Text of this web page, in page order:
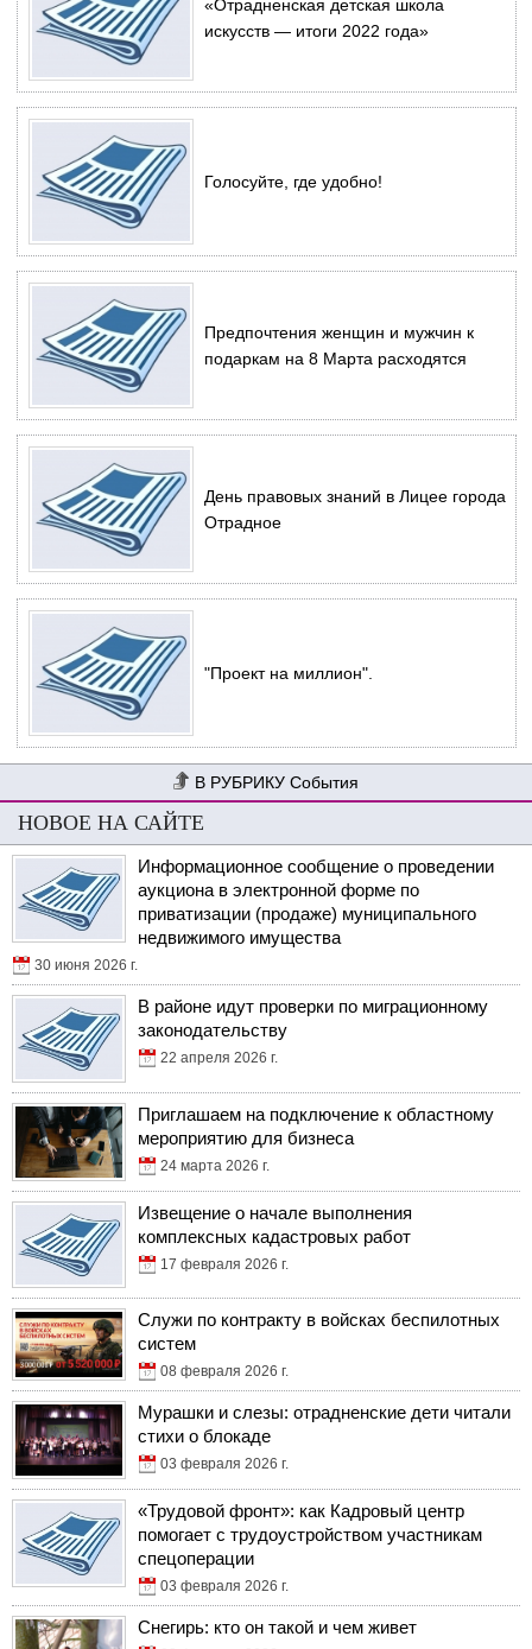
«Отрадненская детская школа
искусств — итоги 2022 года»
Голосуйте, где удобно!
Предпочтения женщин и мужчин к
подаркам на 8 Марта расходятся
День правовых знаний в Лицее города
Отрадное
"Проект на миллион".
События
НОВОЕ НА САЙТЕ
Информационное сообщение о проведении
аукциона в электронной форме по
приватизации (продаже) муниципального
недвижимого имущества
30 июня 2026 г.
В районе идут проверки по миграционному
законодательству
22 апреля 2026 г.
Приглашаем на подключение к областному
мероприятию для бизнеса
24 марта 2026 г.
Извещение о начале выполнения
комплексных кадастровых работ
17 февраля 2026 г.
Служи по контракту в войсках беспилотных
систем
08 февраля 2026 г.
Мурашки и слезы: отрадненские дети читали
стихи о блокаде
03 февраля 2026 г.
«Трудовой фронт»: как Кадровый центр
помогает с трудоустройством участникам
спецоперации
03 февраля 2026 г.
Снегирь: кто он такой и чем живет